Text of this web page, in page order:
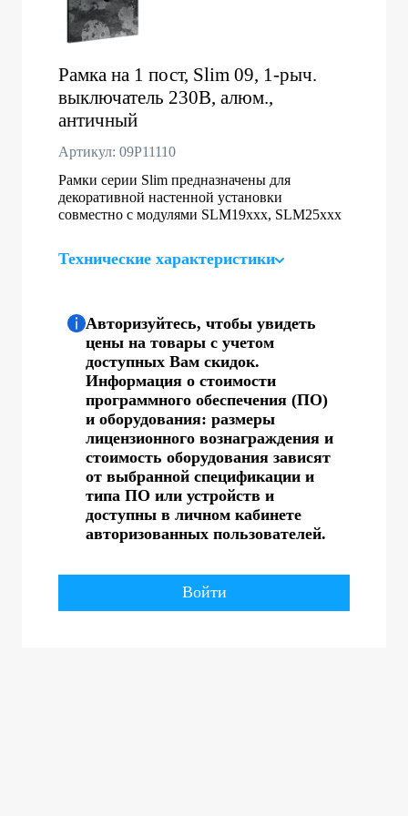
Рамка на 1 пост, Slim 09, 1-рыч.
выключатель 230В, алюм.,
античный
Артикул: 09P11110
Рамки серии Slim предназначены для
декоративной настенной установки
совместно с модулями SLM19xxx, SLM25xxx
Технические характеристики
Авторизуйтесь, чтобы увидеть
цены на товары с учетом
доступных Вам скидок.
Информация о стоимости
программного обеспечения (ПО)
и оборудования: размеры
лицензионного вознаграждения и
стоимость оборудования зависят
от выбранной спецификации и
типа ПО или устройств и
доступны в личном кабинете
авторизованных пользователей.
Войти